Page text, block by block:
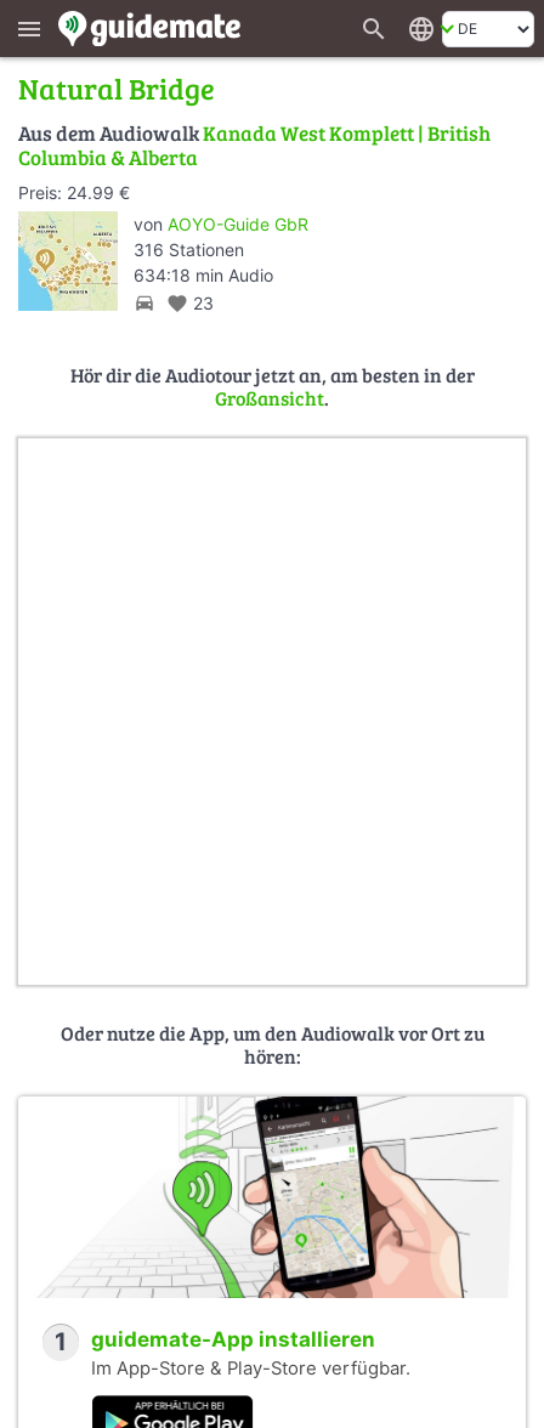
menu search language
Natural Bridge
Aus dem AudiowalkKanada West Komplett | British
Columbia & Alberta
Preis: 24.99 €
von AOYO-Guide GbR
316 Stationen
634:18 min Audio
directions_car favorite 23
Hör dir die Audiotour jetzt an, am besten in der
Großansicht.
Oder nutze die App, um den Audiowalk vor Ort zu
hören:
1 guidemate-App installieren
Im App-Store & Play-Store verfügbar.